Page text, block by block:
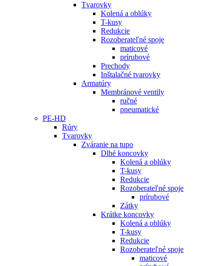
Tvarovky
Kolená a oblúky
T-kusy
Redukcie
Rozoberateľné spoje
maticové
prírubové
Prechody
Inštalačné tvarovky
Armatúry
Membránové ventily
ručné
pneumatické
PE-HD
Rúry
Tvarovky
Zváranie na tupo
Dlhé koncovky
Kolená a oblúky
T-kusy
Redukcie
Rozoberateľné spoje
prírubové
Zátky
Krátke koncovky
Kolená a oblúky
T-kusy
Redukcie
Rozoberateľné spoje
maticové